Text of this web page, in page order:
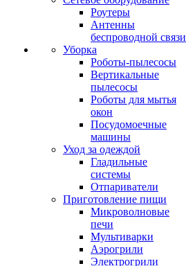
Роутеры
Антенны
беспроводной связи
Уборка
Роботы-пылесосы
Вертикальные
пылесосы
Роботы для мытья
окон
Посудомоечные
машины
Уход за одеждой
Гладильные
системы
Отпариватели
Приготовление пищи
Микроволновые
печи
Мультиварки
Аэрогрили
Электрогрили